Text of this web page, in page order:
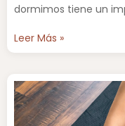
dormimos tiene un
Leer Más »